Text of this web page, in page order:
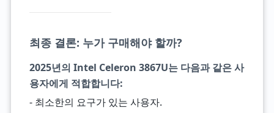
최종 결론: 누가 구매해야 할까?
2025년의 Intel Celeron 3867U는 다음과 같은 사
용자에게 적합합니다:
- 최소한의 요구가 있는 사용자.